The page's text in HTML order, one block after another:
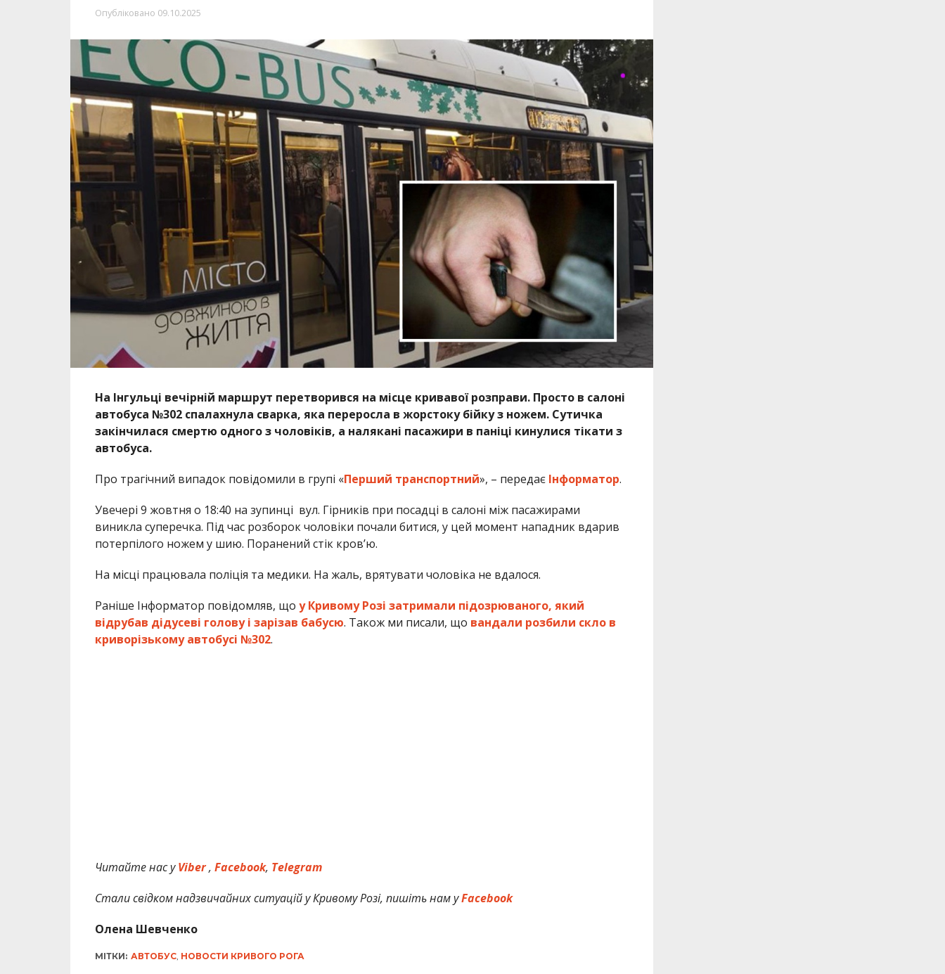
Опубліковано 09.10.2025
На Інгульці вечірній маршрут перетворився на місце кривавої розправи. Просто в салоні
автобуса №302 спалахнула сварка, яка переросла в жорстоку бійку з ножем. Сутичка
закінчилася смертю одного з чоловіків, а налякані пасажири в паніці кинулися тікати з
автобуса.
Про трагічний випадок повідомили в групі «Перший транспортний», – передає Інформатор.
Увечері 9 жовтня о 18:40 на зупинці вул. Гірників при посадці в салоні між пасажирами
виникла суперечка. Під час розборок чоловіки почали битися, у цей момент нападник вдарив
потерпілого ножем у шию. Поранений стік кровʼю.
На місці працювала поліція та медики. На жаль, врятувати чоловіка не вдалося.
Раніше Інформатор повідомляв, що у Кривому Розі затримали підозрюваного, який
відрубав дідусеві голову і зарізав бабусю. Також ми писали, що вандали розбили скло в
криворізькому автобусі №302.
Читайте нас уViber, Facebook, Telegram
Стали свідком надзвичайних ситуацій у Кривому Розі, пишіть нам уFacebook
Олена Шевченко
МІТКИ: АВТОБУС, НОВОСТИ КРИВОГО РОГА